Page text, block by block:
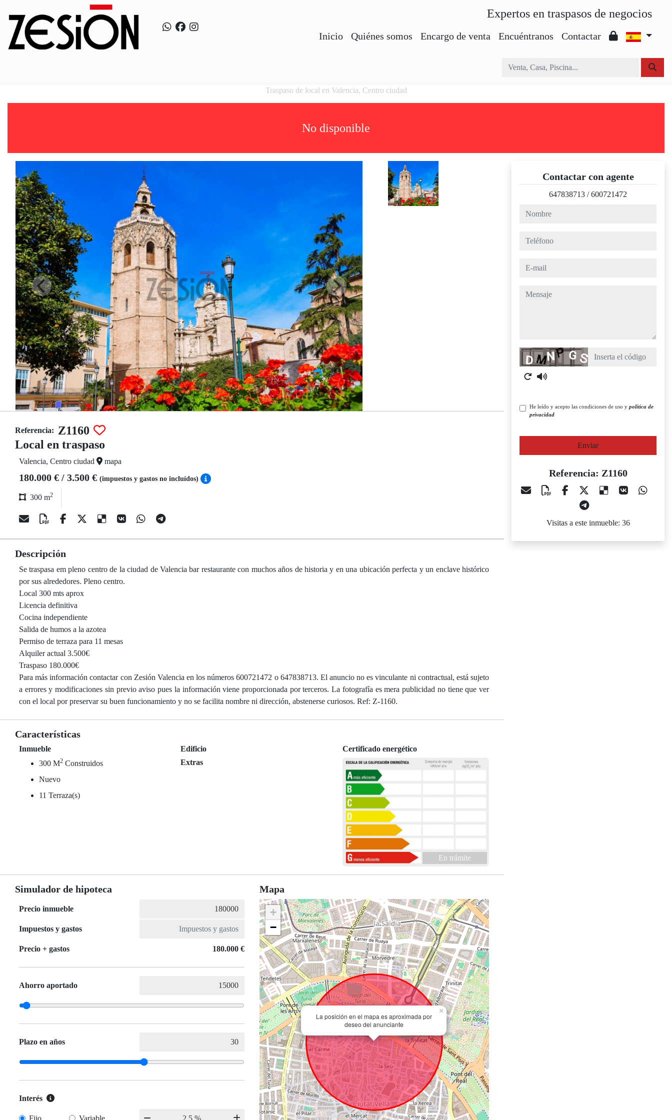
Expertos en traspasos de negocios
Inicio Quiénes somos Encargo de venta Encuéntranos Contactar
Traspaso de local en Valencia, Centro ciudad
No disponible
Referencia: Z1160
Local en traspaso
Valencia, Centro ciudad mapa
180.000 € / 3.500 € (impuestos y gastos no incluídos)
300 m2
Descripción
Se traspasa em pleno centro de la ciudad de Valencia bar restaurante con muchos años de historia y en una ubicación perfecta y un enclave histórico
por sus alrededores. Pleno centro.
Local 300 mts aprox
Licencia definitiva
Cocina independiente
Salida de humos a la azotea
Permiso de terraza para 11 mesas
Alquiler actual 3.500€
Traspaso 180.000€
Para más información contactar con Zesión Valencia en los números 600721472 o 647838713. El anuncio no es vinculante ni contractual, está sujeto
a errores y modificaciones sin previo aviso pues la información viene proporcionada por terceros. La fotografía es mera publicidad no tiene que ver
con el local por preservar su buen funcionamiento y no se facilita nombre ni dirección, abstenerse curiosos. Ref: Z-1160.
Características
Inmueble
300 M2 Construidos
Nuevo
11 Terraza(s)
Edificio
Extras
Certificado energético
En trámite
Simulador de hipoteca
Precio inmueble
Impuestos y gastos
Precio + gastos 180.000 €
Ahorro aportado
Plazo en años
Interés
Mapa
La posición en el mapa es aproximada por
deseo del anunciante
×
+
−
Contactar con agente
647838713 /600721472
nombre
teléfono
e-mail
mensaje
Captcha
He leído y acepto las condiciones de uso y política de
privacidad
Enviar
Referencia: Z1160
Visitas a este inmueble: 36